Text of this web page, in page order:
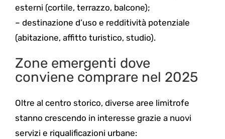
esterni (cortile, terrazzo, balcone);
– destinazione d’uso e redditività potenziale
(abitazione, affitto turistico, studio).
Zone emergenti dove
conviene comprare nel 2025
Oltre al centro storico, diverse aree limitrofe
stanno crescendo in interesse grazie a nuovi
servizi e riqualificazioni urbane: